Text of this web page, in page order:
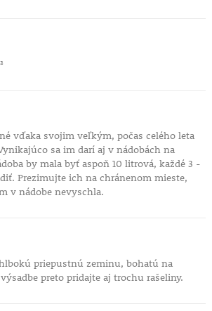
vďaka svojim veľkým, počas celého leta
sa im darí aj v nádobách na
by mala byť aspoň 10 litrová, každé 3 -
Prezimujte ich na chránenom mieste,
v nádobe nevyschla.
priepustnú zeminu, bohatú na
preto pridajte aj trochu rašeliny.